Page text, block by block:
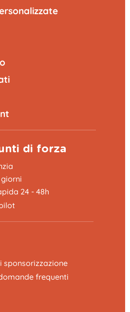
di forza
24 - 48h
sponsorizzazione
frequenti